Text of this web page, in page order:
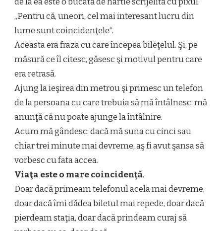
„Pentru că, uneori, cel mai interesant lucru din
lume sunt coincidenţele“.
Aceasta era fraza cu care începea bileţelul. Şi, pe
măsură ce îl citesc, găsesc şi motivul pentru care
era retrasă.
Ajung la ieşirea din metrou şi primesc un telefon
de la persoana cu care trebuia să mă întâlnesc: mă
anunţă că nu poate ajunge la întâlnire.
Acum mă gândesc: dacă mă suna cu cinci sau
chiar trei minute mai devreme, aş fi avut şansa să
vorbesc cu fata accea.
Viaţa este o mare coincidenţă.
Doar dacă primeam telefonul acela mai devreme,
doar dacă îmi dădea biletul mai repede, doar dacă
pierdeam staţia, doar dacă prindeam curaj să